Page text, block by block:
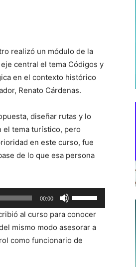
realizó un módulo de la
central el tema Códigos y
en el contexto histórico
Renato Cárdenas.
diseñar rutas y lo
el tema turístico, pero
en este curso, fue
de lo que esa persona
00:00
las
teclas
de
flecha
al curso para conocer
mismo modo asesorar a
como funcionario de